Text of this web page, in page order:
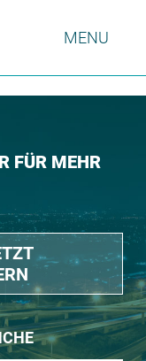
MENU
FÜR MEHR